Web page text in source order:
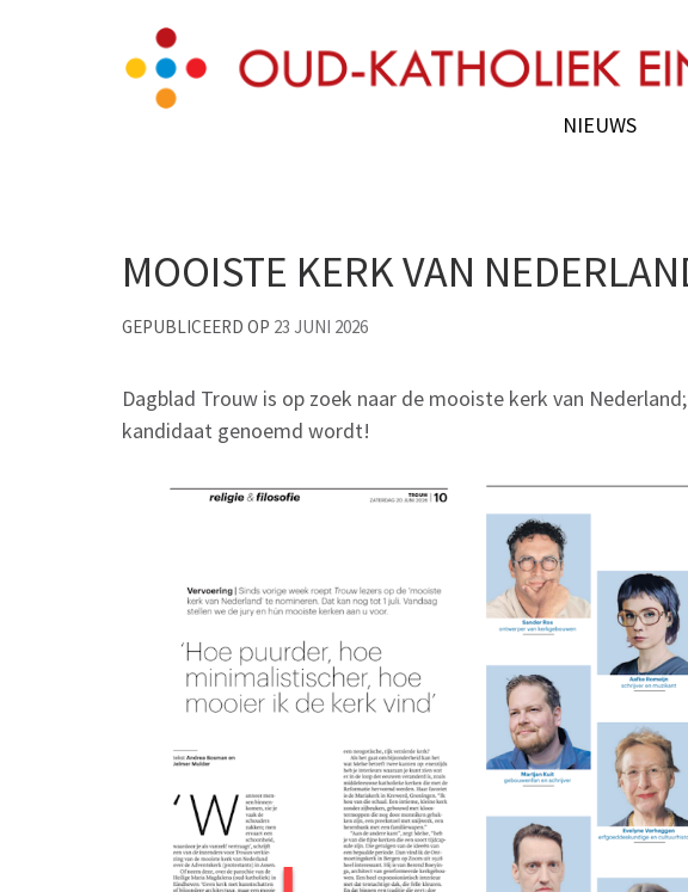
Oud-Katholieke parochie
NIEUWS
MOOISTE KERK VAN
GEPUBLICEERD OP 23 JUNI 2026
Dagblad Trouw is op zoek naar de mooiste kerk van
kandidaat genoemd wordt!